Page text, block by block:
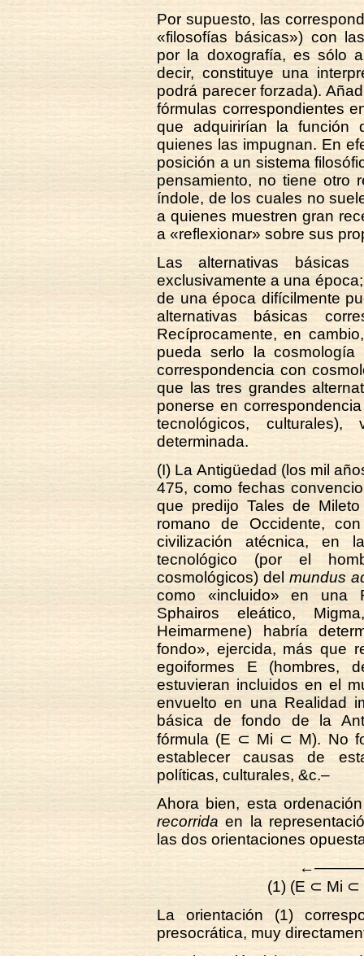
Por supuesto, las
«filosofías básicas») con
por la doxografía, es sólo
decir, constituye una
podrá parecer forzada).
fórmulas correspondientes
que adquirirían la función
quienes las impugnan. En
posición a un sistema
pensamiento, no tiene otro
índole, de los cuales no
a quienes muestren gran
a «reflexionar» sobre sus
Las alternativas
exclusivamente a una
de una época difícilmente
alternativas básicas
Recíprocamente, en
pueda serlo la
correspondencia con
que las tres grandes
ponerse en
tecnológicos,
determinada.
(I) La Antigüedad (los mil
475, como fechas
que predijo Tales de
romano de Occidente,
civilización atécnica, en
tecnológico (por el
cosmológicos) del mundus
como «incluido» en una
Sphairos eleático,
Heimarmene) habría
fondo», ejercida, más que
egoiformes E (hombres,
estuvieran incluidos en el
envuelto en una Realidad
básica de fondo de la
fórmula (E ⊂ Mi ⊂ M). No
establecer causas de
políticas, culturales, &c.–
Ahora bien, esta
recorrida en la
las dos orientaciones
(1) (E ⊂ Mi
La orientación (1)
presocrática, muy